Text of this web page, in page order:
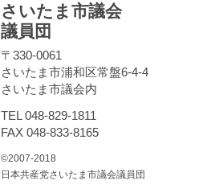
さいたま市議会
議員団
〒330-0061
さいたま市浦和区常盤6-4-4
さいたま市議会内
TEL 048-829-1811
FAX 048-833-8165
©2007-2018
日本共産党さいたま市議会議員団